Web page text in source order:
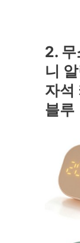
2. 무
니
자석
블루